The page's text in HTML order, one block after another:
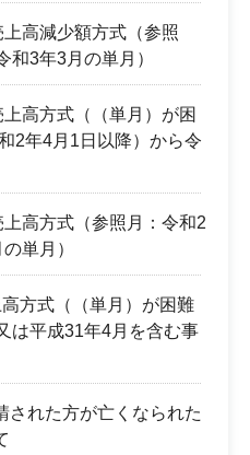
高減少額方式（参照
和3年3月の単月）
高方式（（単月）が困
2年4月1日以降）から令
高方式（参照月：令和2
単月）
方式（（単月）が困難
は平成31年4月を含む事
された方が亡くなられた